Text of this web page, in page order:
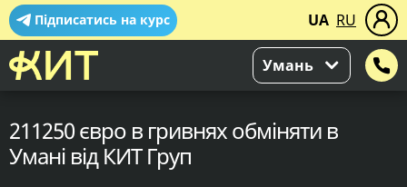
Підписатись на курс UA RU
Умань
211250 євро в гривнях обміняти в
Умані від КИТ Груп